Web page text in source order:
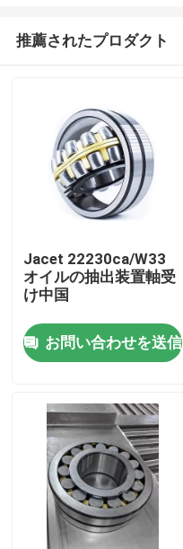
製品
動画
推薦されたプロダクト
Jacet 22230ca/W33
オイルの抽出装置軸受
け中国
お問い合わせを送信